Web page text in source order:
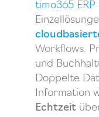
timo365 ERP
Workflows.
und
Doppelte
Information
Echtzeit